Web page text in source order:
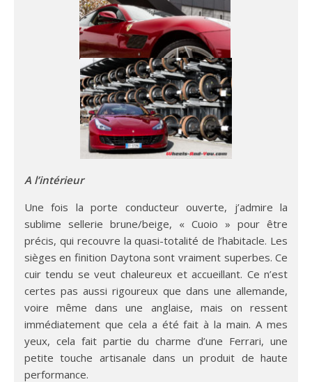
A l’intérieur
Une fois la porte conducteur ouverte, j’admire la
sublime sellerie brune/beige, « Cuoio » pour être
précis, qui recouvre la quasi-totalité de l’habitacle. Les
sièges en finition Daytona sont vraiment superbes. Ce
cuir tendu se veut chaleureux et accueillant. Ce n’est
certes pas aussi rigoureux que dans une allemande,
voire même dans une anglaise, mais on ressent
immédiatement que cela a été fait à la main. A mes
yeux, cela fait partie du charme d’une Ferrari, une
petite touche artisanale dans un produit de haute
performance.